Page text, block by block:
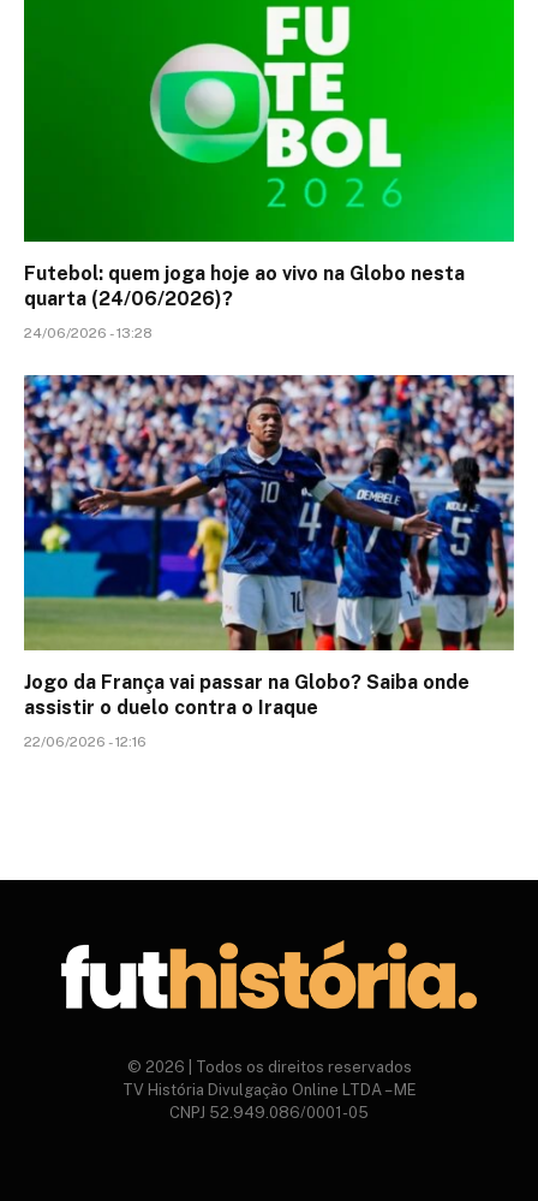
Futebol: quem joga hoje ao vivo na Globo nesta
quarta (24/06/2026)?
24/06/2026 - 13:28
Jogo da França vai passar na Globo? Saiba onde
assistir o duelo contra o Iraque
22/06/2026 - 12:16
© 2026 | Todos os direitos reservados
TV História Divulgação Online LTDA – ME
CNPJ 52.949.086/0001-05